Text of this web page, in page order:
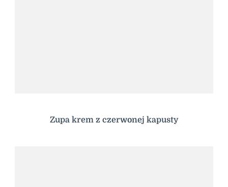
Zupa krem z czerwonej kapusty